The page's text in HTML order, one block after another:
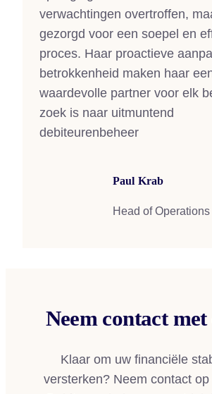
verwachtingen overtroffen,
gezorgd voor een soepel en
proces. Haar proactieve
betrokkenheid maken haar
waardevolle partner voor elk
zoek is naar uitmuntend
debiteurenbeheer
Paul Krab
Head of
Neem contact met
Klaar om uw financiële
versterken? Neem contact